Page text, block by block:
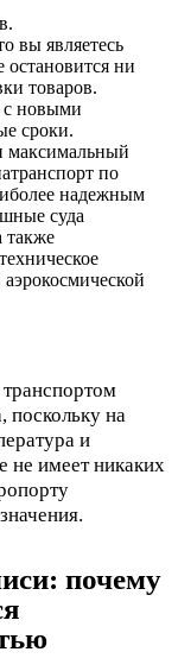
вы являетесь
ни
товаров.
с новыми
сроки.
максимальный
по
надежным
суда
также
поскольку на
и
не имеет никаких
почему